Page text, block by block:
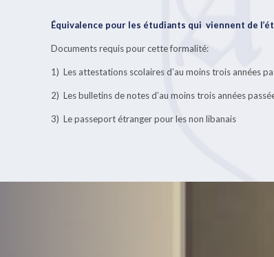
Équivalence pour les étudiants qui viennent de
Documents requis pour cette formalité:
1) Les attestations scolaires d‛au moins trois années
2) Les bulletins de notes d‛au moins trois années
3) Le passeport étranger pour les non libanais